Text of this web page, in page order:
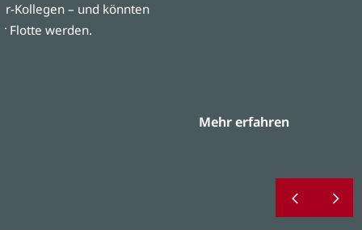
Kollegen – und könnten
Flotte werden.
Mehr erfahren